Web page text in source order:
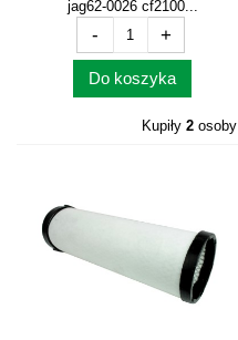
jag62-0026 cf2100...
- +
Do koszyka
Kupiły 2 osoby